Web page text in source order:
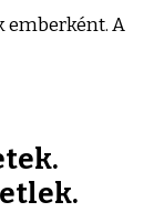
emberként. A